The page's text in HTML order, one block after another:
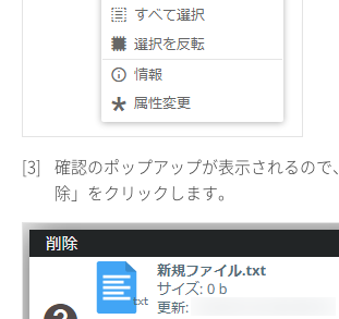
[3]
確認のポップアップが表示されるので
除」をクリックします。